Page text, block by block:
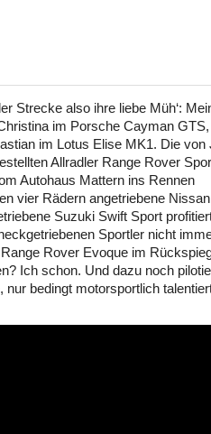
Strecke also ihre liebe Müh‘:
im Porsche Cayman GTS,
im Lotus Elise MK1. Die von
Allradler Range Rover
Autohaus Mattern ins Rennen
vier Rädern angetriebene
Suzuki Swift Sport
Sportler nicht
Rover Evoque im
Ich schon. Und dazu noch
nur bedingt motorsportlich